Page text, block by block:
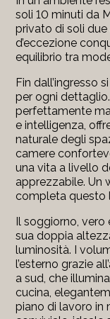
soli 10 minuti da
privato di soli
d’eccezione
equilibrio tra
Fin dall’ingresso
per ogni
perfettamente
e intelligenza,
naturale degli
camere
una vita a livello
apprezzabile. Un
completa questo
Il soggiorno,
sua doppia
luminosità. I
l’esterno grazie
a sud, che
cucina,
piano di lavoro in